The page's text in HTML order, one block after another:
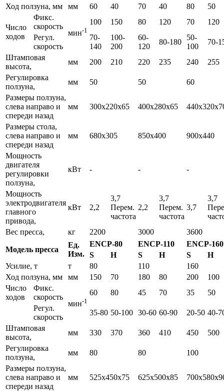
Ход ползуна, мм
мм 60 40 70 40 80 50
Число
ходов
Фикс.
скорость
мин-1
100 150 80 120 70
120
Регул.
скорость
70-
140
100-
200
60-
120
80-180
50-
100
70-
Штамповая
высота,
мм 200 210 220 235 240
255
Регулировка
ползуна,
мм 50 50
60
Размеры ползуна,
слева направо и
спереди назад
мм 300х220х65 400х280х65
Размеры стола,
слева направо и
спереди назад
мм 680х305 850х400 900х440
Мощность
двигателя
регулировки
ползуна,
кВт - - -
Мощность
электродвигателя
главного
привода,
кВт 2,2
3,7
Перем.
частота
2,2
3,7
Перем.
частота
3,7
3,7
Вес пресса,
кг 2200 3000 3600
Модель пресса
Ед.
Изм.
ENCP-80 ENCP-110
ENCP-160
S
H S H S
H
Усилие, т
т 80 110
160
Ход ползуна, мм
мм 150 70 180 80 200
100
Число
ходов
Фикс.
скорость
мин-1
60 80 45 70 35
50
Регул.
скорость
35-80 50-100 30-60 60-90 20-50 40-
Штамповая
высота,
мм 330 370 360 410 450
500
Регулировка
ползуна,
мм 80 80
100
Размеры ползуна,
слева направо и
спереди назад
мм 525х450х75 625х500х85